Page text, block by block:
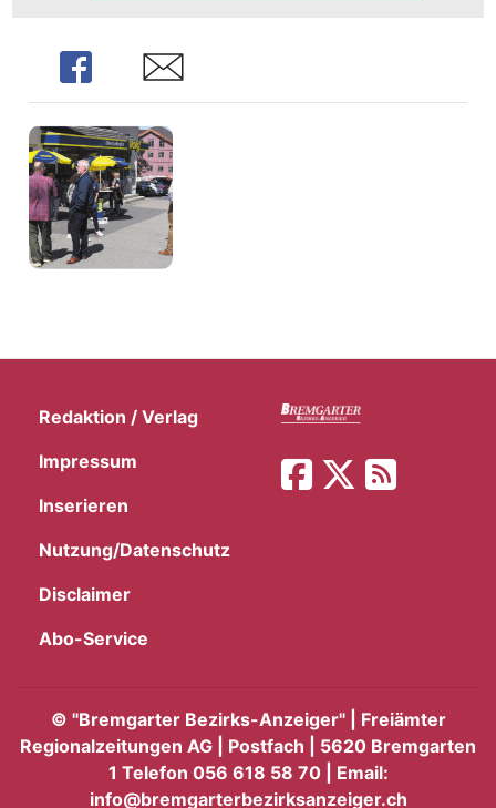
Share Share
Redaktion / Verlag
Impressum
Inserieren
Nutzung/Datenschutz
Disclaimer
Abo-Service
© "Bremgarter Bezirks-Anzeiger" | Freiämter
Regionalzeitungen AG | Postfach | 5620 Bremgarten
1 Telefon 056 618 58 70 | Email:
info@bremgarterbezirksanzeiger.ch